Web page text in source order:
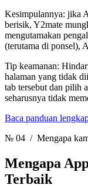
Kesimpulannya: jika
berisik, Y2mate
mengutamakan
(terutama di ponsel),
Tip keamanan:
halaman yang tidak
tab tersebut dan pilih
seharusnya tidak
Baca panduan
№ 04 / Mengapa
Mengapa
Terbaik